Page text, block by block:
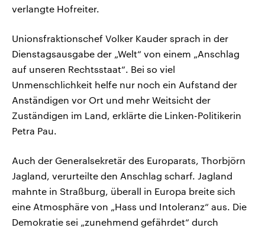
verlangte Hofreiter.
Unionsfraktionschef Volker Kauder sprach in der
Dienstagsausgabe der „Welt“ von einem „Anschlag
auf unseren Rechtsstaat“. Bei so viel
Unmenschlichkeit helfe nur noch ein Aufstand der
Anständigen vor Ort und mehr Weitsicht der
Zuständigen im Land, erklärte die Linken-Politikerin
Petra Pau.
Auch der Generalsekretär des Europarats, Thorbjörn
Jagland, verurteilte den Anschlag scharf. Jagland
mahnte in Straßburg, überall in Europa breite sich
eine Atmosphäre von „Hass und Intoleranz“ aus. Die
Demokratie sei „zunehmend gefährdet“ durch